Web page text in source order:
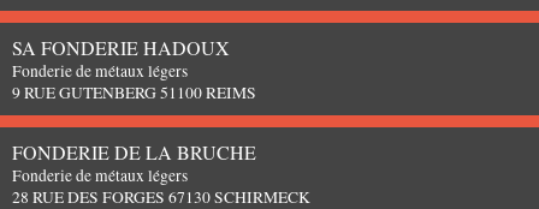
SA FONDERIE HADOUX
Fonderie de métaux légers
9 RUE GUTENBERG 51100 REIMS
FONDERIE DE LA BRUCHE
Fonderie de métaux légers
28 RUE DES FORGES 67130 SCHIRMECK